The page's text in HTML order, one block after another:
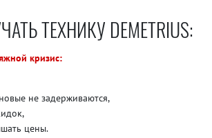
ТЕХНИКУ DEMETRIUS:
кризис:
не задерживаются,
цены.